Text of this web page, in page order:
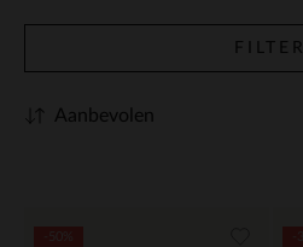
FILTER
Aanbevolen